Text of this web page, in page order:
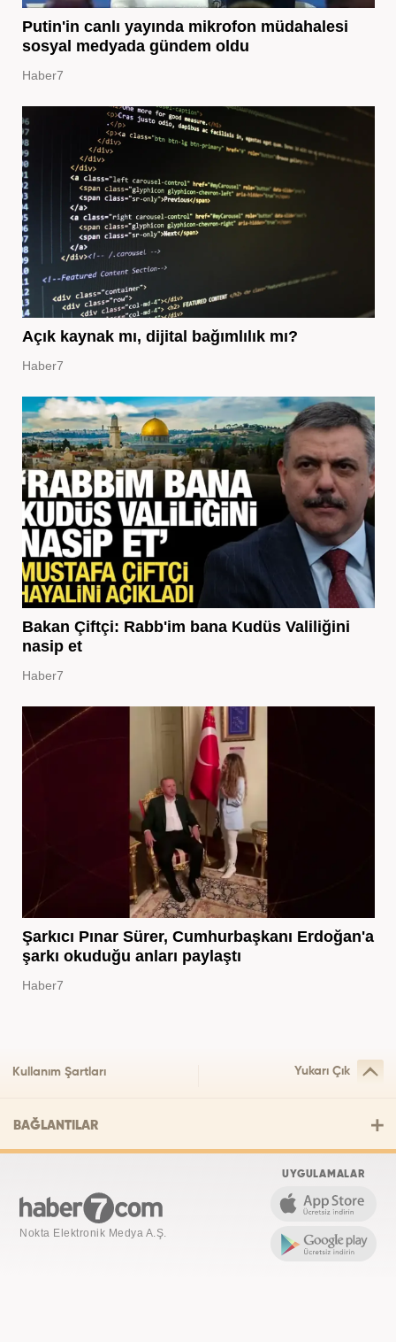
Putin'in canlı yayında mikrofon müdahalesi
sosyal medyada gündem oldu
Haber7
Açık kaynak mı, dijital bağımlılık mı?
Haber7
Bakan Çiftçi: Rabb'im bana Kudüs Valiliğini
nasip et
Haber7
Şarkıcı Pınar Sürer, Cumhurbaşkanı Erdoğan'a
şarkı okuduğu anları paylaştı
Haber7
Kullanım Şartları Yukarı Çık
BAĞLANTILAR
Nokta Elektronik Medya A.Ş.
UYGULAMALAR